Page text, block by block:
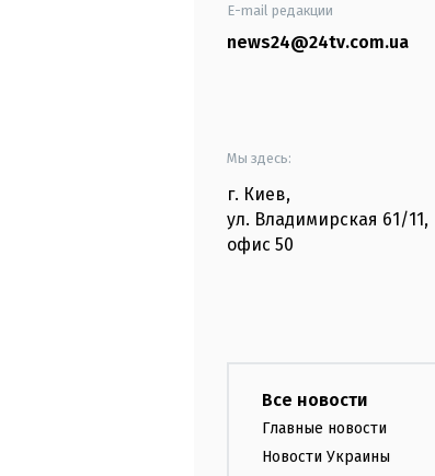
E-mail редакции
news24@24tv.com.ua
Мы здесь:
г. Киев,
ул. Владимирская 61/11,
офис 50
Все новости
Главные новости
Новости Украины